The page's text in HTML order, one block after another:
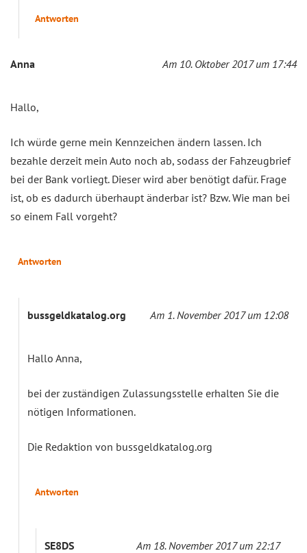
Antworten
Anna Am 10. Oktober 2017 um 17:44
Hallo,
Ich würde gerne mein Kennzeichen ändern lassen. Ich
bezahle derzeit mein Auto noch ab, sodass der Fahzeugbrief
bei der Bank vorliegt. Dieser wird aber benötigt dafür. Frage
ist, ob es dadurch überhaupt änderbar ist? Bzw. Wie man bei
so einem Fall vorgeht?
Antworten
bussgeldkatalog.org Am 1. November 2017 um 12:08
Hallo Anna,
bei der zuständigen Zulassungsstelle erhalten Sie die
nötigen Informationen.
Die Redaktion von bussgeldkatalog.org
Antworten
SE8DS Am 18. November 2017 um 22:17